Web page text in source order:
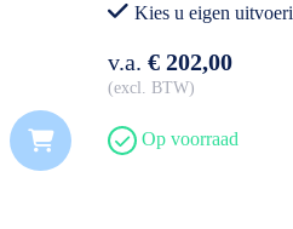
Kies u eigen
v.a. € 202,00
excl. BTW
Op voorraad